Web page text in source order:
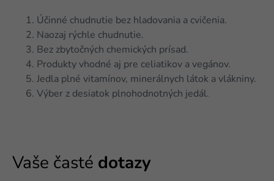
Účinné chudnutie bez hladovania a cvičenia.
Naozaj rýchle chudnutie.
Bez zbytočných chemických prísad.
Produkty vhodné aj pre celiatikov a vegánov.
Jedla plné vitamínov, minerálnych látok a vlákniny.
Výber z desiatok plnohodnotných jedál.
Vaše časté dotazy